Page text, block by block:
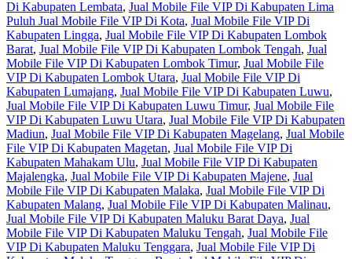
Di Kabupaten Lembata, Jual Mobile File VIP Di Kabupaten Lima
Puluh Jual Mobile File VIP Di Kota, Jual Mobile File VIP Di
Kabupaten Lingga, Jual Mobile File VIP Di Kabupaten Lombok
Barat, Jual Mobile File VIP Di Kabupaten Lombok Tengah, Jual
Mobile File VIP Di Kabupaten Lombok Timur, Jual Mobile File
VIP Di Kabupaten Lombok Utara, Jual Mobile File VIP Di
Kabupaten Lumajang, Jual Mobile File VIP Di Kabupaten Luwu,
Jual Mobile File VIP Di Kabupaten Luwu Timur, Jual Mobile File
VIP Di Kabupaten Luwu Utara, Jual Mobile File VIP Di Kabupaten
Madiun, Jual Mobile File VIP Di Kabupaten Magelang, Jual Mobile
File VIP Di Kabupaten Magetan, Jual Mobile File VIP Di
Kabupaten Mahakam Ulu, Jual Mobile File VIP Di Kabupaten
Majalengka, Jual Mobile File VIP Di Kabupaten Majene, Jual
Mobile File VIP Di Kabupaten Malaka, Jual Mobile File VIP Di
Kabupaten Malang, Jual Mobile File VIP Di Kabupaten Malinau,
Jual Mobile File VIP Di Kabupaten Maluku Barat Daya, Jual
Mobile File VIP Di Kabupaten Maluku Tengah, Jual Mobile File
VIP Di Kabupaten Maluku Tenggara, Jual Mobile File VIP Di